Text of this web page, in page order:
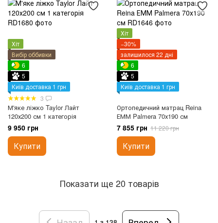
Хіт
Вибір оббивки
6
5
Київ доставка 1 грн
3
М'яке ліжко Taylor Лайт
120х200 см 1 категорія
9 950 грн
Купити
Хіт
−30%
залишилося 22 дні
6
5
Київ доставка 1 грн
Ортопедичний матрац Reina
ЕММ Palmera 70х190 см
7 855 грн 11 220 грн
Купити
Показати ще 20 товарів